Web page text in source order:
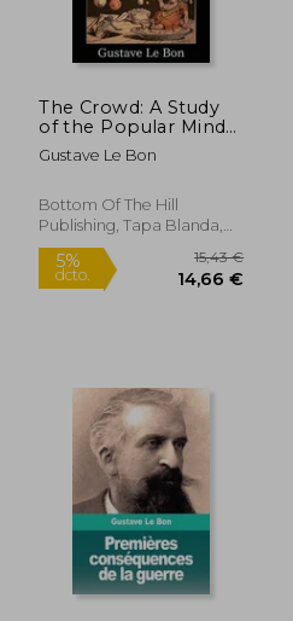
dcto.
The Crowd: A Study
of the Popular Mind
(en Inglés)
Gustave Le Bon
Bottom Of The Hill
Publishing, Tapa Blanda,
Nuevo